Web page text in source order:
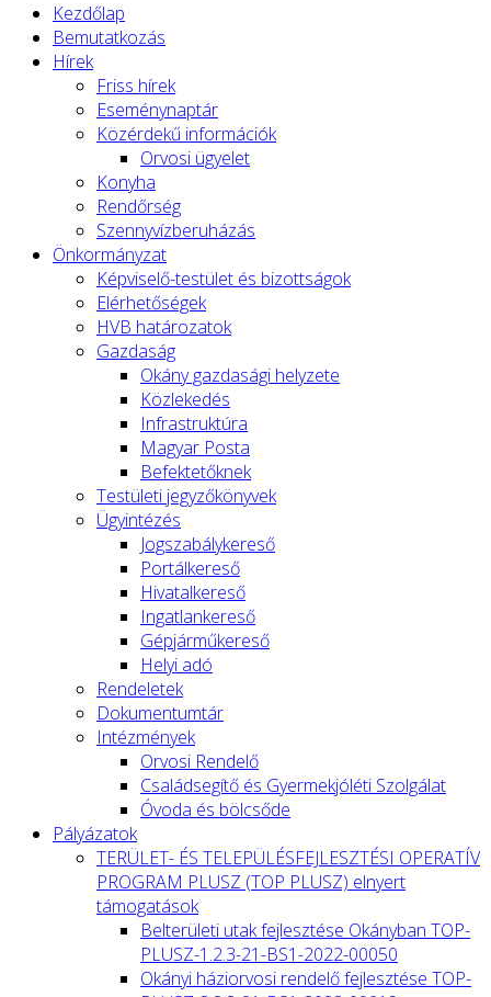
Kezdőlap
Bemutatkozás
Hírek
Friss hírek
Eseménynaptár
Közérdekű információk
Orvosi ügyelet
Konyha
Rendőrség
Szennyvízberuházás
Önkormányzat
Képviselő-testület és bizottságok
Elérhetőségek
HVB határozatok
Gazdaság
Okány gazdasági helyzete
Közlekedés
Infrastruktúra
Magyar Posta
Befektetőknek
Testületi jegyzőkönyvek
Ügyintézés
Jogszabálykereső
Portálkereső
Hivatalkereső
Ingatlankereső
Gépjárműkereső
Helyi adó
Rendeletek
Dokumentumtár
Intézmények
Orvosi Rendelő
Családsegítő és Gyermekjóléti Szolgálat
Óvoda és bölcsőde
Pályázatok
TERÜLET- ÉS TELEPÜLÉSFEJLESZTÉSI OPERATÍV
PROGRAM PLUSZ (TOP PLUSZ) elnyert
támogatások
Belterületi utak fejlesztése Okányban TOP-
PLUSZ-1.2.3-21-BS1-2022-00050
Okányi háziorvosi rendelő fejlesztése TOP-